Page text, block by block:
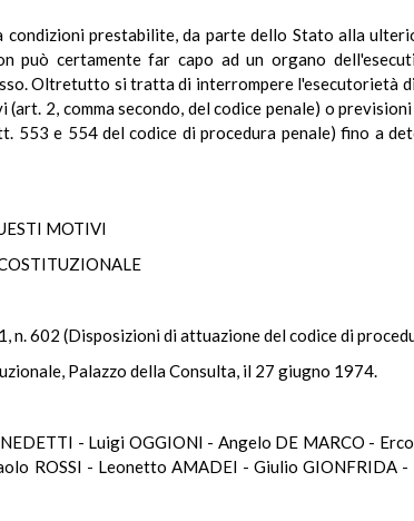
prestabilite, da parte dello Stato alla
può certamente far capo ad un organo
Oltretutto si tratta di interrompere l'esecutorietà
2, comma secondo, del codice penale) o
553 e 554 del codice di procedura penale) fino a
MOTIVI
602 (Disposizioni di attuazione del codice di
Palazzo della Consulta, il 27 giugno 1974.
- Luigi OGGIONI - Angelo DE MARCO -
ROSSI - Leonetto AMADEI - Giulio GIONFRIDA -